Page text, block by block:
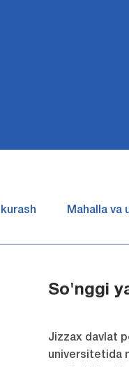
Mahalla va
So'nggi
Jizzax davlat
universitetida